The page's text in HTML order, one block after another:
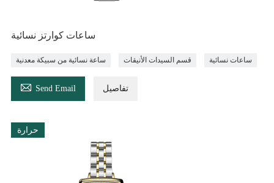
ساعات كوارتز نسائية
ساعة نسائية من سبيكة معدنية قسم السيدات الأنيقات ساعات نسائية
 Send Email تفاصيل
حرارة